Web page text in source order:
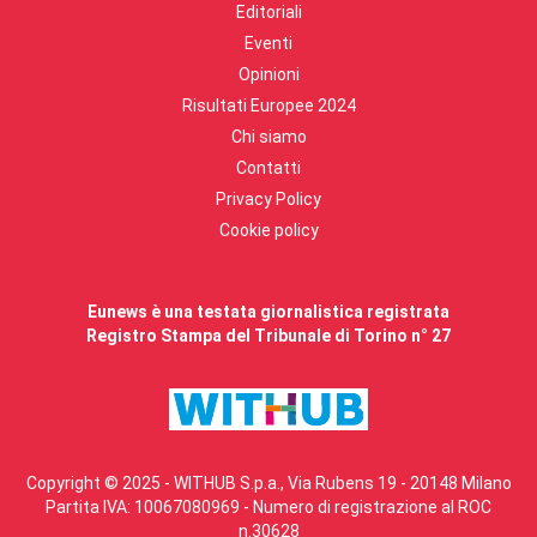
Editoriali
Eventi
Opinioni
Risultati Europee 2024
Chi siamo
Contatti
Privacy Policy
Cookie policy
Eunews è una testata giornalistica registrata
Registro Stampa del Tribunale di Torino n° 27
Copyright © 2025 - WITHUB S.p.a., Via Rubens 19 - 20148 Milano
Partita IVA: 10067080969 - Numero di registrazione al ROC
n.30628